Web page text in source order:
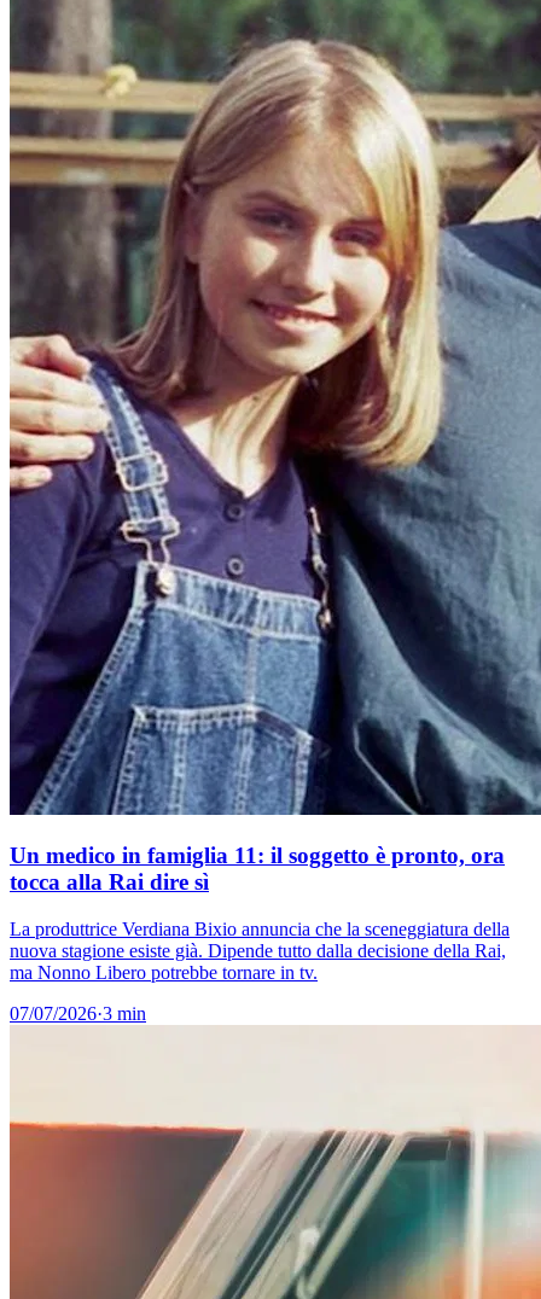
Un medico in famiglia 11: il soggetto è pronto, ora
tocca alla Rai dire sì
La produttrice Verdiana Bixio annuncia che la sceneggiatura della
nuova stagione esiste già. Dipende tutto dalla decisione della Rai,
ma Nonno Libero potrebbe tornare in tv.
07/07/2026·3 min